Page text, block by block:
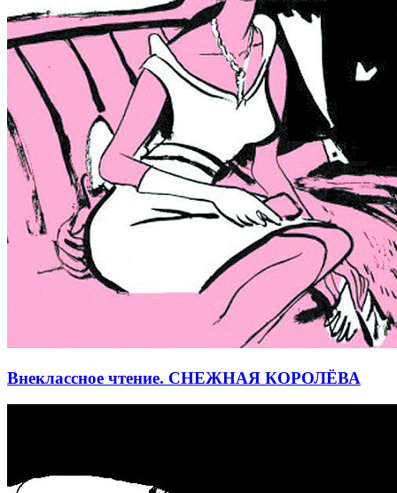
Внеклассное чтение. СНЕЖНАЯ КОРОЛЁВА